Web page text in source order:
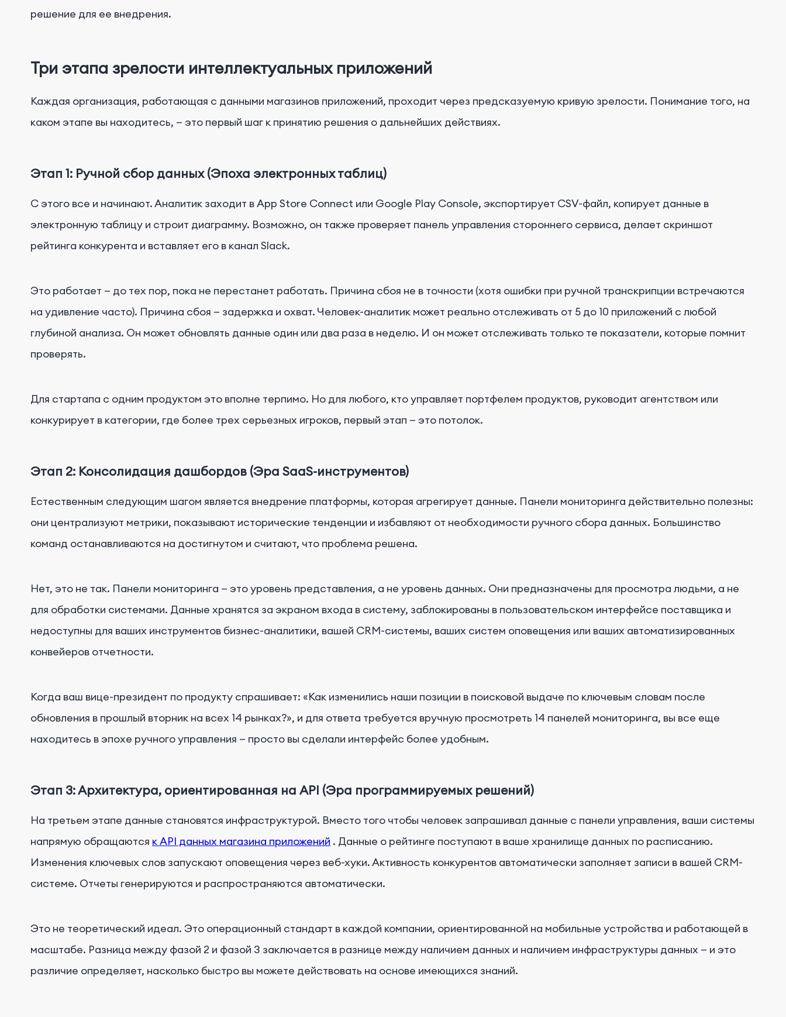
решение для ее внедрения.
Три этапа зрелости интеллектуальных приложений
Каждая организация, работающая с данными магазинов приложений, проходит через предсказуемую кривую зрелости. Понимание того, на
каком этапе вы находитесь, — это первый шаг к принятию решения о дальнейших действиях.
Этап 1: Ручной сбор данных (Эпоха электронных таблиц)
С этого все и начинают. Аналитик заходит в App Store Connect или Google Play Console, экспортирует CSV-файл, копирует данные в
электронную таблицу и строит диаграмму. Возможно, он также проверяет панель управления стороннего сервиса, делает скриншот
рейтинга конкурента и вставляет его в канал Slack.
Это работает — до тех пор, пока не перестанет работать. Причина сбоя не в точности (хотя ошибки при ручной транскрипции встречаются
на удивление часто). Причина сбоя — задержка и охват. Человек-аналитик может реально отслеживать от 5 до 10 приложений с любой
глубиной анализа. Он может обновлять данные один или два раза в неделю. И он может отслеживать только те показатели, которые помнит
проверять.
Для стартапа с одним продуктом это вполне терпимо. Но для любого, кто управляет портфелем продуктов, руководит агентством или
конкурирует в категории, где более трех серьезных игроков, первый этап — это потолок.
Этап 2: Консолидация дашбордов (Эра SaaS-инструментов)
Естественным следующим шагом является внедрение платформы, которая агрегирует данные. Панели мониторинга действительно полезны:
они централизуют метрики, показывают исторические тенденции и избавляют от необходимости ручного сбора данных. Большинство
команд останавливаются на достигнутом и считают, что проблема решена.
Нет, это не так. Панели мониторинга — это уровень представления, а не уровень данных. Они предназначены для просмотра людьми, а не
для обработки системами. Данные хранятся за экраном входа в систему, заблокированы в пользовательском интерфейсе поставщика и
недоступны для ваших инструментов бизнес-аналитики, вашей CRM-системы, ваших систем оповещения или ваших автоматизированных
конвейеров отчетности.
Когда ваш вице-президент по продукту спрашивает: «Как изменились наши позиции в поисковой выдаче по ключевым словам после
обновления в прошлый вторник на всех 14 рынках?», и для ответа требуется вручную просмотреть 14 панелей мониторинга, вы все еще
находитесь в эпохе ручного управления — просто вы сделали интерфейс более удобным.
Этап 3: Архитектура, ориентированная на API (Эра программируемых решений)
На третьем этапе данные становятся инфраструктурой. Вместо того чтобы человек запрашивал данные с панели управления, ваши системы
напрямую обращаются к API данных магазина приложений . Данные о рейтинге поступают в ваше хранилище данных по расписанию.
Изменения ключевых слов запускают оповещения через веб-хуки. Активность конкурентов автоматически заполняет записи в вашей CRM-
системе. Отчеты генерируются и распространяются автоматически.
Это не теоретический идеал. Это операционный стандарт в каждой компании, ориентированной на мобильные устройства и работающей в
масштабе. Разница между фазой 2 и фазой 3 заключается в разнице между наличием данных и наличием инфраструктуры данных — и это
различие определяет, насколько быстро вы можете действовать на основе имеющихся знаний.